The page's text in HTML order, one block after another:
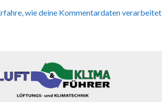
wie deine Kommentardaten verarbeitet